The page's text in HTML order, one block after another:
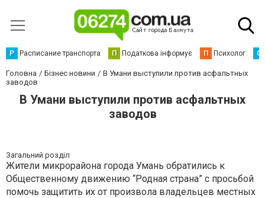
Р Расписание транспорта П Податкова інформує П Психолог С
Головна Бізнес новини
В Умани выступили против асфальтных
заводов
В Умани выступили против асфальтных
заводов
Загальний розділ
Жители микрорайона города Умань обратились к
Общественному движению “Родная страна” с просьбой
помочь защитить их от произвола владельцев местных